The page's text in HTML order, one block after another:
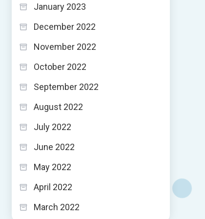
January 2023
December 2022
November 2022
October 2022
September 2022
August 2022
July 2022
June 2022
May 2022
April 2022
March 2022